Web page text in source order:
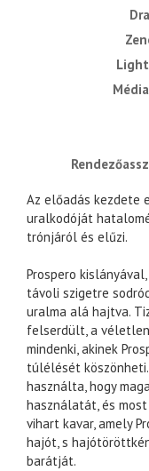
Az előadás kezdete
uralkodóját
trónjáról és elűzi.
Prospero
távoli szigetre
uralma alá hajtva.
felserdült, a
mindenki, akinek
túlélését
használta, hogy
használatát, és
vihart kavar, amely
hajót, s
barátját.